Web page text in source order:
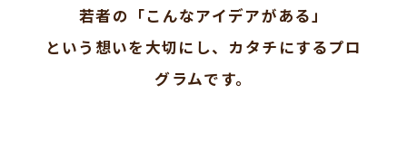
若者の「こんなアイデアがある」
という想いを大切にし、カタチにするプロ
グラムです。